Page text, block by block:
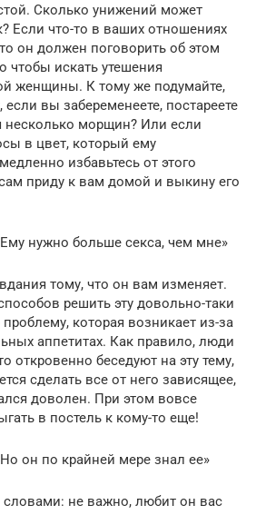
Сколько унижений может
Если что-то в ваших отношениях
он должен поговорить об этом
чтобы искать утешения
женщины. К тому же подумайте,
если вы забеременеете, постареете
несколько морщин? Или если
в цвет, который ему
избавьтесь от этого
приду к вам домой и выкину его
нужно больше секса, чем мне»
тому, что он вам изменяет.
решить эту довольно-таки
которая возникает из-за
аппетитах. Как правило, люди
откровенно беседуют на эту тему,
сделать все от него зависящее,
доволен. При этом вовсе
в постель к кому-то еще!
он по крайней мере знал ее»
не важно, любит он вас